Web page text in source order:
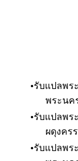
รับแปลพร
พระนค
รับแปลพร
ผดุงคร
รับแปลพร